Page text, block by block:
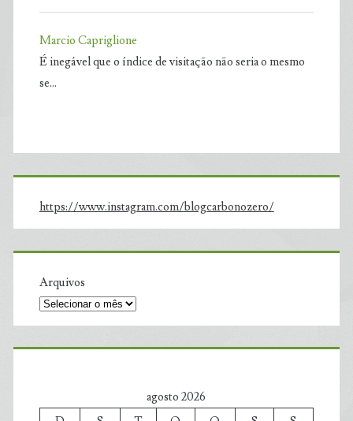
Marcio Capriglione
É inegável que o índice de visitação não seria o mesmo
se…
https://www.instagram.com/blogcarbonozero/
Arquivos
agosto 2026